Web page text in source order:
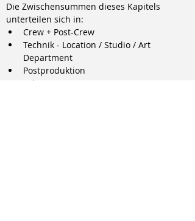
Die Zwischensummen dieses Kapitels
unterteilen sich in:
Crew + Post-Crew
Technik - Location / Studio / Art
Department
Postproduktion
Fahrzeuge / Reisen